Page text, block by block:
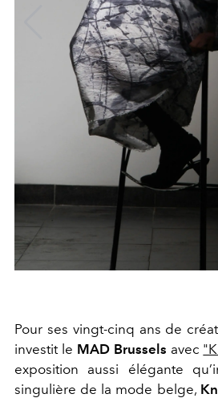
Pour ses vingt-cinq ans de
investit le MAD Brussels avec
exposition aussi élégante
singulière de la mode belge,